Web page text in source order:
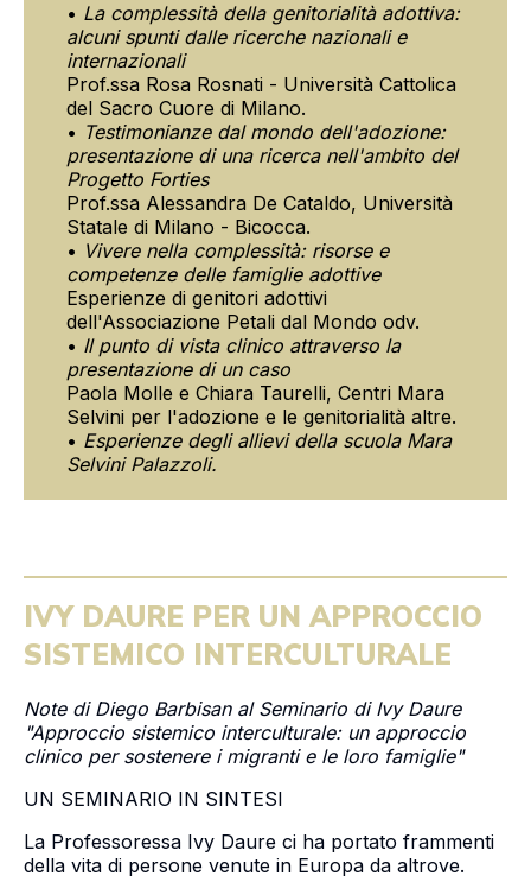
• La complessità della genitorialità adottiva:
alcuni spunti dalle ricerche nazionali e
internazionali
Prof.ssa Rosa Rosnati - Università Cattolica
del Sacro Cuore di Milano.
• Testimonianze dal mondo dell'adozione:
presentazione di una ricerca nell'ambito del
Progetto Forties
Prof.ssa Alessandra De Cataldo, Università
Statale di Milano - Bicocca.
• Vivere nella complessità: risorse e
competenze delle famiglie adottive
Esperienze di genitori adottivi
dell'Associazione Petali dal Mondo odv.
• Il punto di vista clinico attraverso la
presentazione di un caso
Paola Molle e Chiara Taurelli, Centri Mara
Selvini per l'adozione e le genitorialità altre.
• Esperienze degli allievi della scuola Mara
Selvini Palazzoli.
IVY DAURE PER UN APPROCCIO
SISTEMICO INTERCULTURALE
Note di Diego Barbisan al Seminario di Ivy Daure
"Approccio sistemico interculturale: un approccio
clinico per sostenere i migranti e le loro famiglie"
UN SEMINARIO IN SINTESI
La Professoressa Ivy Daure ci ha portato frammenti
della vita di persone venute in Europa da altrove.